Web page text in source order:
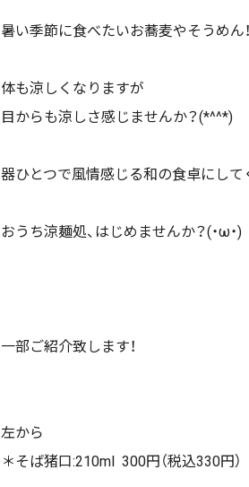
暑い季節に食べたいお蕎麦やそうめん！
体も涼しくなりますが
目からも涼しさ感じませんか？(*^^*)
器ひとつで風情感じる和の食卓にして
おうち涼麺処、はじめませんか？(・ω・)
一部ご紹介致します！
左から
＊そば猪口:210ml 300円（税込330円）